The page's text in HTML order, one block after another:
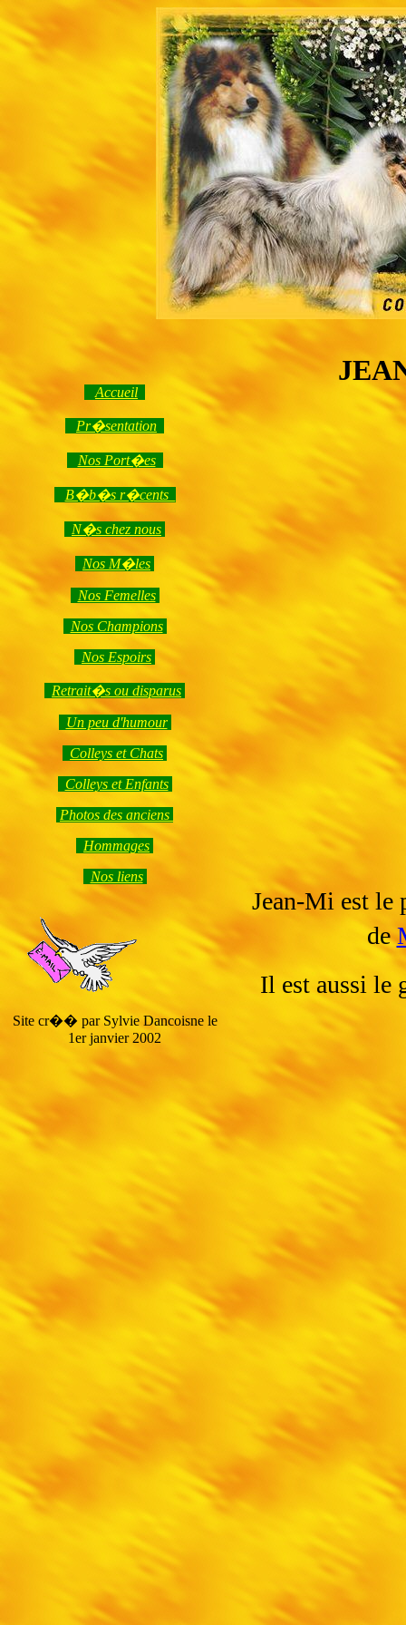
Accueil
Pr�sentation
Nos Port�es
B�b�s r�cents
N�s chez nous
Nos M�les
Nos Femelles
Nos Champions
Nos Espoirs
Retrait�s ou disparus
Un peu d'humour
Colleys et Chats
Colleys et Enfants
Photos des anciens
Hommages
Nos liens
Site cr�� par Sylvie Dancoisne le
1er janvier 2002
Jean-Mi est
de
Il est aussi